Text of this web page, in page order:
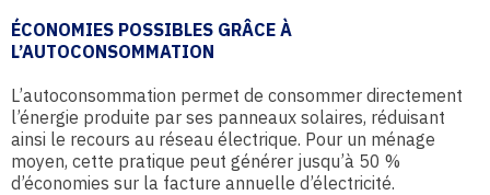
ÉCONOMIES POSSIBLES GRÂCE À
L’AUTOCONSOMMATION
L’autoconsommation permet de consommer directement
l’énergie produite par ses panneaux solaires, réduisant
ainsi le recours au réseau électrique. Pour un ménage
moyen, cette pratique peut générer jusqu’à 50 %
d’économies sur la facture annuelle d’électricité.